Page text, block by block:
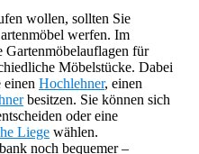
wollen, sollten Sie
werfen. Im
Gartenmöbelauflagen für
Möbelstücke. Dabei
einen Hochlehner, einen
besitzen. Sie können sich
oder eine
Liege wählen.
noch bequemer –